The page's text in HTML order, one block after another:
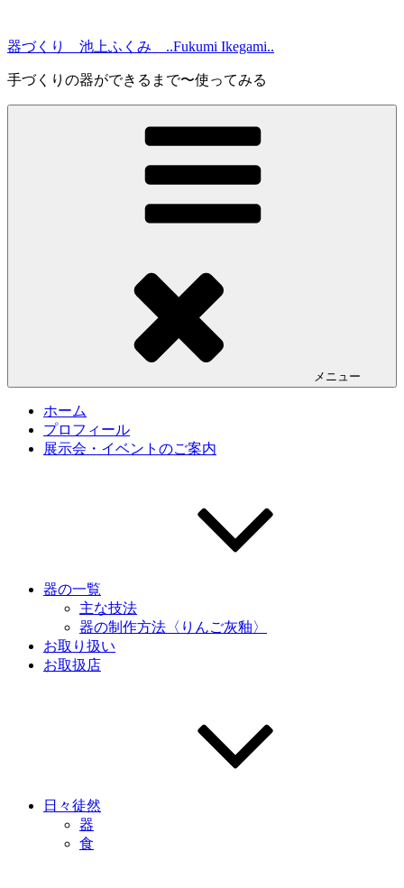
テ
ン
ツ
へ
器づくり 池上ふくみ ..Fukumi Ikegami..
手づくりの器ができるまで〜使ってみる
メニュー
ホーム
プロフィール
展示会・イベントのご案内
器の一覧
主な技法
器の制作方法〈りんご灰釉〉
お取り扱い
お取扱店
日々徒然
器
食